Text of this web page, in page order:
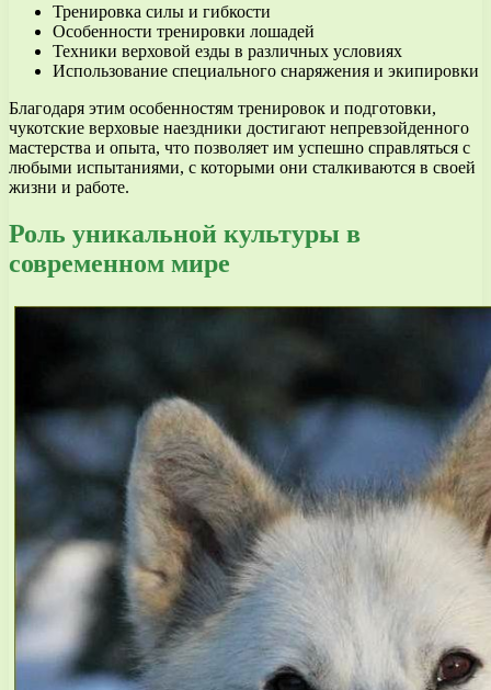
Тренировка силы и гибкости
Особенности тренировки лошадей
Техники верховой езды в различных условиях
Использование специального снаряжения и экипировки
Благодаря этим особенностям тренировок и подготовки,
чукотские верховые наездники достигают непревзойденного
мастерства и опыта, что позволяет им успешно справляться с
любыми испытаниями, с которыми они сталкиваются в своей
жизни и работе.
Роль уникальной культуры в
современном мире